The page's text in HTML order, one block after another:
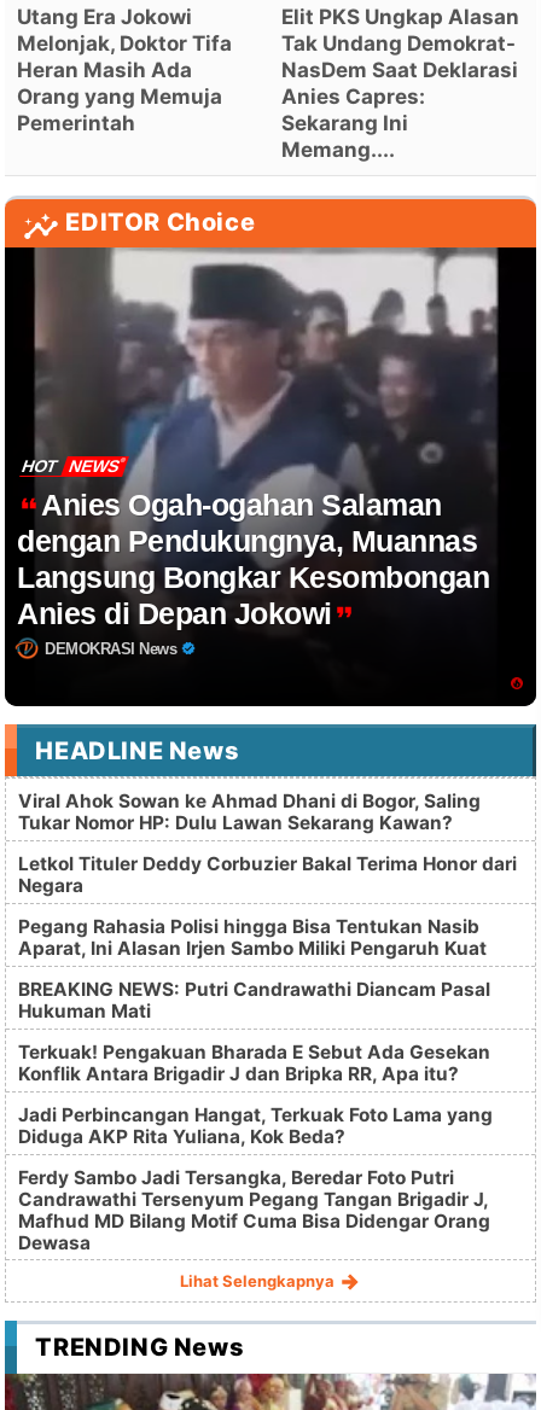
Utang Era Jokowi
Melonjak, Doktor Tifa
Heran Masih Ada
Orang yang Memuja
Pemerintah
Elit PKS Ungkap Alasan
Tak Undang Demokrat-
NasDem Saat Deklarasi
Anies Capres:
Sekarang Ini
Memang....
EDITOR Choice
HOT NEWS
Anies Ogah-ogahan Salaman
dengan Pendukungnya, Muannas
Langsung Bongkar Kesombongan
Anies di Depan Jokowi
DEMOKRASI News
HEADLINE News
Viral Ahok Sowan ke Ahmad Dhani di Bogor, Saling
Tukar Nomor HP: Dulu Lawan Sekarang Kawan?
Letkol Tituler Deddy Corbuzier Bakal Terima Honor dari
Negara
Pegang Rahasia Polisi hingga Bisa Tentukan Nasib
Aparat, Ini Alasan Irjen Sambo Miliki Pengaruh Kuat
BREAKING NEWS: Putri Candrawathi Diancam Pasal
Hukuman Mati
Terkuak! Pengakuan Bharada E Sebut Ada Gesekan
Konflik Antara Brigadir J dan Bripka RR, Apa itu?
Jadi Perbincangan Hangat, Terkuak Foto Lama yang
Diduga AKP Rita Yuliana, Kok Beda?
Ferdy Sambo Jadi Tersangka, Beredar Foto Putri
Candrawathi Tersenyum Pegang Tangan Brigadir J,
Mafhud MD Bilang Motif Cuma Bisa Didengar Orang
Dewasa
Lihat Selengkapnya
TRENDING News